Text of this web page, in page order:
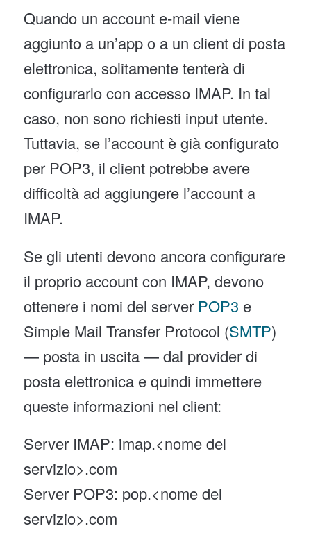
Quando un account e-mail viene
aggiunto a un’app o a un client di posta
elettronica, solitamente tenterà di
configurarlo con accesso IMAP. In tal
caso, non sono richiesti input utente.
Tuttavia, se l’account è già configurato
per POP3, il client potrebbe avere
difficoltà ad aggiungere l’account a
IMAP.
Se gli utenti devono ancora configurare
il proprio account con IMAP, devono
ottenere i nomi del server POP3 e
Simple Mail Transfer Protocol (SMTP)
— posta in uscita — dal provider di
posta elettronica e quindi immettere
queste informazioni nel client:
Server IMAP: imap.<nome del
servizio>.com
Server POP3: pop.<nome del
servizio>.com